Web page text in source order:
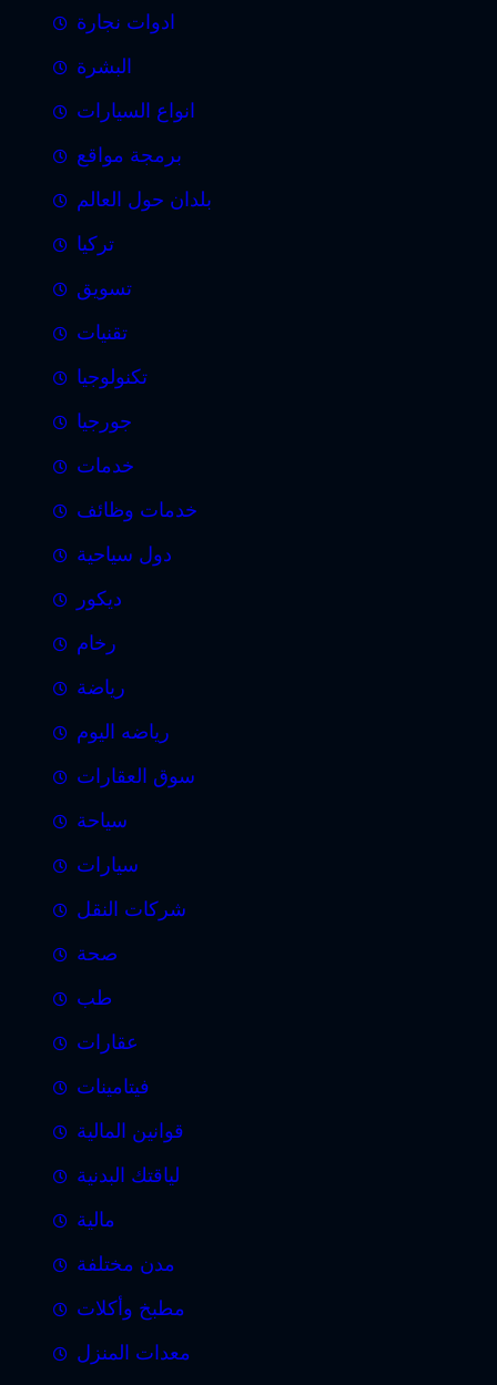
ادوات نجارة
البشرة
انواع السيارات
برمجة مواقع
بلدان حول العالم
تركيا
تسويق
تقنيات
تكنولوجيا
جورجيا
خدمات
خدمات وظائف
دول سياحية
ديكور
رخام
رياضة
رياضه اليوم
سوق العقارات
سياحة
سيارات
شركات النقل
صحة
طب
عقارات
فيتامينات
قوانين المالية
لياقتك البدنية
مالية
مدن مختلفة
مطبخ وأكلات
معدات المنزل